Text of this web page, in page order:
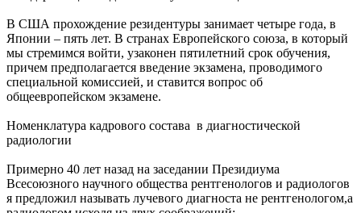
В США прохождение резидентуры занимает четыре года, в
Японии – пять лет. В странах Европейского союза, в который
мы стремимся войти, узаконен пятилетний срок обучения,
причем предполагается введение экзамена, проводимого
специальной комиссией, и ставится вопрос об
общеевропейском экзамене.
Номенклатура кадрового состава в диагностической
радиологии
Примерно 40 лет назад на заседании Президиума
Всесоюзного научного общества рентгенологов и радиологов
я предложил называть лучевого диагноста не рентгенологом,а